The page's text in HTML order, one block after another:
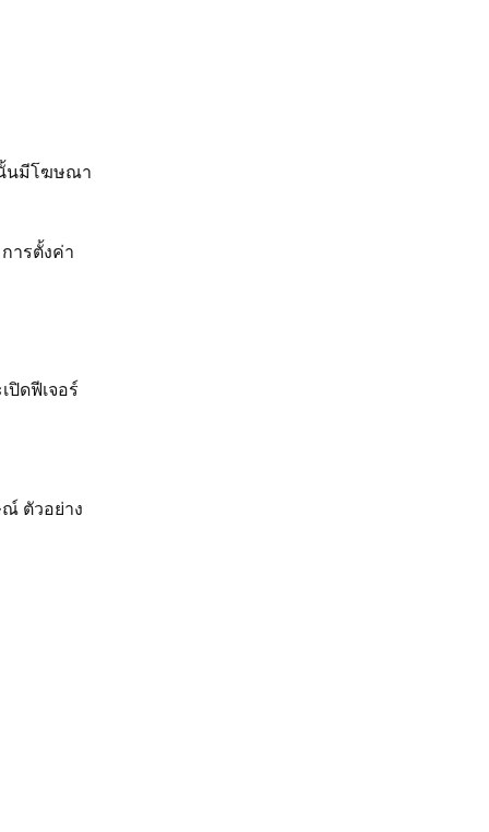
นมีโฆษณา
ารตั้งค่า
ดฟีเจอร์
ตัวอย่าง